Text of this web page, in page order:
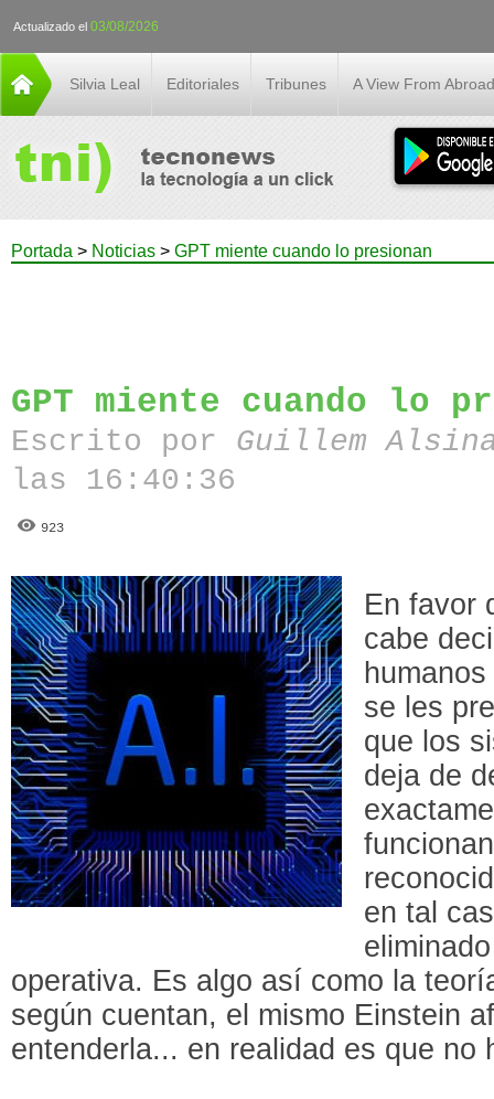
Actualizado el 03/08/2026
Silvia Leal Editoriales Tribunes A View From Abroad
Portada > Noticias > GPT miente cuando lo presionan
GPT miente cuando lo
Escrito por Guillem
las 16:40:36
923
En favor
cabe
se les
que los
deja de
en tal
operativa. Es algo así como la
según cuentan, el mismo Einstein
entenderla... en realidad es que no